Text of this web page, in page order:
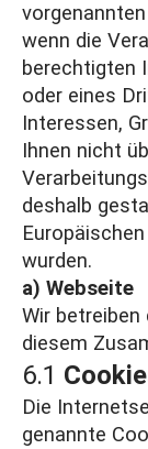
wenn die
berechtigten
oder eines
Interessen,
Ihnen nicht
deshalb
wurden.
a) Webseite
Wir
diesem
6.1
Die
genannte